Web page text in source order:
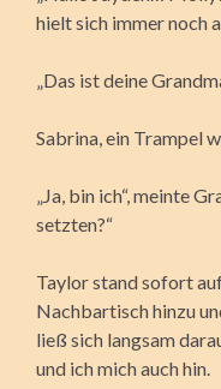
hielt sich immer noch
„Das ist deine
Sabrina, ein Trampel
„Ja, bin ich“, meinte
setzten?“
Taylor stand sofort
Nachbartisch hinzu
ließ sich langsam
und ich mich auch hin.